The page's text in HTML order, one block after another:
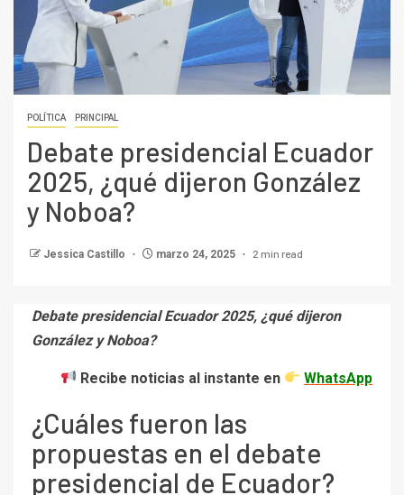
POLÍTICA PRINCIPAL
Debate presidencial Ecuador
2025, ¿qué dijeron González
y Noboa?
Jessica Castillo marzo 24, 2025 2 min read
Debate presidencial Ecuador 2025, ¿qué dijeron
González y Noboa?
Recibe noticias al instante en WhatsApp
¿Cuáles fueron las
propuestas en el debate
presidencial de Ecuador?